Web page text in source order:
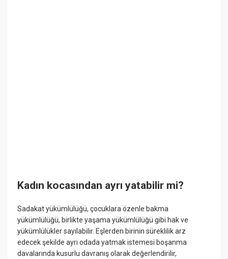
Kadın kocasından ayrı yatabilir mi?
Sadakat yükümlülüğü, çocuklara özenle bakma
yükümlülüğü, birlikte yaşama yükümlülüğü gibi hak ve
yükümlülükler sayılabilir. Eşlerden birinin süreklilik arz
edecek şekilde ayrı odada yatmak istemesi boşanma
davalarında kusurlu davranış olarak değerlendirilir,